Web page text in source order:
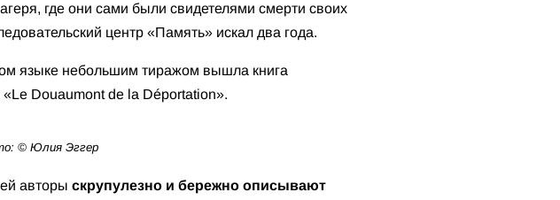
где они сами были свидетелями смерти своих
центр «Память» искал два года.
языке небольшим тиражом вышла книга
«Le Douaumont de la Déportation».
© Юлия Эггер
авторы скрупулезно и бережно описывают